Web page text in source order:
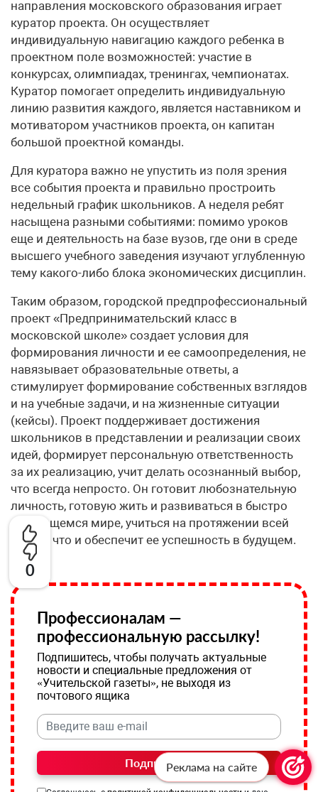
0
направления московского образования играет
куратор проекта. Он осуществляет
индивидуальную навигацию каждого ребенка в
проектном поле возможностей: участие в
конкурсах, олимпиадах, тренингах, чемпионатах.
Куратор помогает определить индивидуальную
линию развития каждого, является наставником и
мотиватором участников проекта, он капитан
большой проектной команды.
Для куратора важно не упустить из поля зрения
все события проекта и правильно простроить
недельный график школьников. А неделя ребят
насыщена разными событиями: помимо уроков
еще и деятельность на базе вузов, где они в среде
высшего учебного заведения изучают углубленную
тему какого-либо блока экономических дисциплин.
Таким образом, городской предпрофессиональный
проект «Предпринимательский класс в
московской школе» создает условия для
формирования личности и ее самоопределения, не
навязывает образовательные ответы, а
стимулирует формирование собственных взглядов
и на учебные задачи, и на жизненные ситуации
(кейсы). Проект поддерживает достижения
школьников в представлении и реализации своих
идей, формирует персональную ответственность
за их реализацию, учит делать осознанный выбор,
что всегда непросто. Он готовит любознательную
личность, готовую жить и развиваться в быстро
меняющемся мире, учиться на протяжении всей
жизни, что и обеспечит ее успешность в будущем.
Профессионалам —
профессиональную рассылку!
Подпишитесь, чтобы получать актуальные
новости и специальные предложения от
«Учительской газеты», не выходя из
почтового ящика
ПодписатьсяРеклама на сайте